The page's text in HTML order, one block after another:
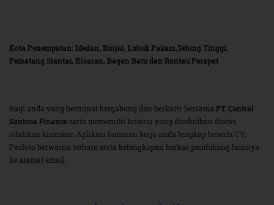
Kota Penempatan: Medan, Binjai, Lubuk Pakam,Tebing Tinggi,
Pematang Siantar, Kisaran, Bagan Batu dan Rantau Perapat
Bagi anda yang berminat bergabung dan berkarir bersama PT. Central
Santosa Finance serta memenuhi kriteria yang disebutkan diatas,
silahkan kirimkan Aplikasi lamaran kerja anda lengkap beserta CV,
Pasfoto berwarna terbaru serta kelengkapan berkas pendukung lainnya
ke alamat email: